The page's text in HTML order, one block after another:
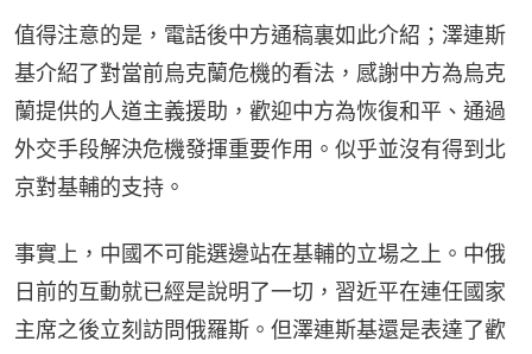
值得注意的是，電話後中方通稿裏如此介紹；澤連斯
基介紹了對當前烏克蘭危機的看法，感謝中方為烏克
蘭提供的人道主義援助，歡迎中方為恢復和平、通過
外交手段解決危機發揮重要作用。似乎並沒有得到北
京對基輔的支持。
事實上，中國不可能選邊站在基輔的立場之上。中俄
日前的互動就已經是說明了一切，習近平在連任國家
主席之後立刻訪問俄羅斯。但澤連斯基還是表達了歡